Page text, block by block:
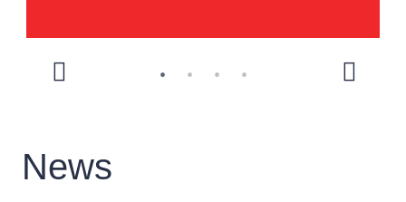
News